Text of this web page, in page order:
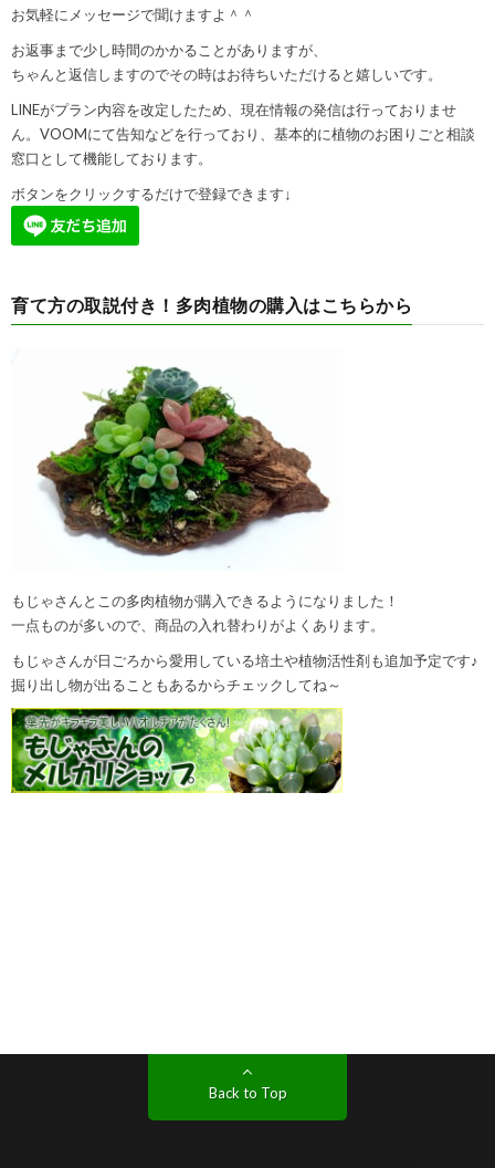
お気軽にメッセージで聞けますよ＾＾
お返事まで少し時間のかかることがありますが、
ちゃんと返信しますのでその時はお待ちいただけると嬉しいです。
LINEがプラン内容を改定したため、現在情報の発信は行っておりませ
ん。VOOMにて告知などを行っており、基本的に植物のお困りごと相談
窓口として機能しております。
ボタンをクリックするだけで登録できます↓
育て方の取説付き！多肉植物の購入はこちらから
もじゃさんとこの多肉植物が購入できるようになりました！
一点ものが多いので、商品の入れ替わりがよくあります。
もじゃさんが日ごろから愛用している培土や植物活性剤も追加予定です♪
掘り出し物が出ることもあるからチェックしてね～
Back to Top